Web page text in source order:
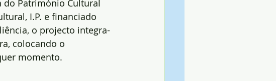
Património Cultural
I.P. e financiado
o projecto integra-
colocando o
momento.